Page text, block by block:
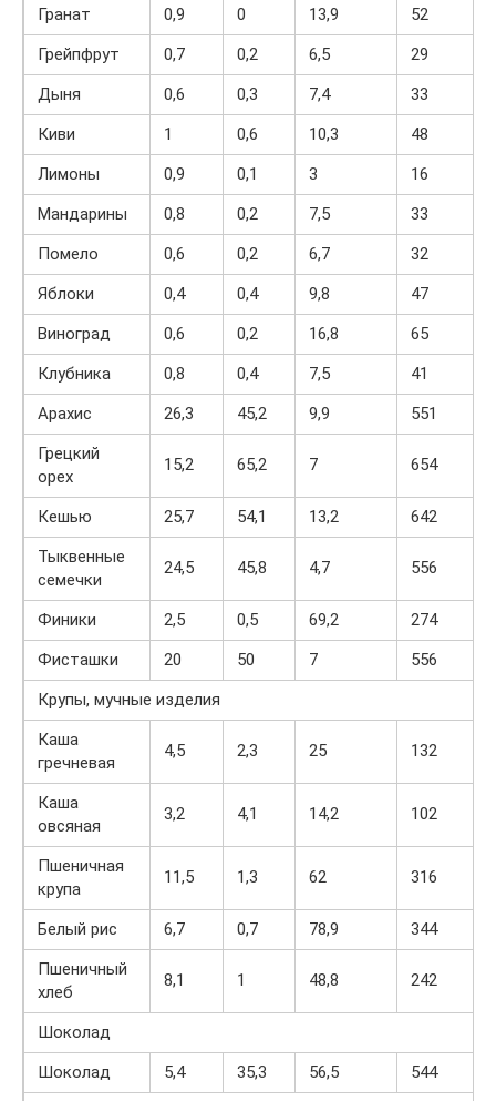
Гранат
0,9 0 13,9
52
Грейпфрут
0,7 0,2 6,5
29
Дыня
0,6 0,3 7,4
33
Киви
1 0,6 10,3
48
Лимоны
0,9 0,1 3
16
Мандарины
0,8 0,2 7,5
33
Помело
0,6 0,2 6,7
32
Яблоки
0,4 0,4 9,8
47
Виноград
0,6 0,2 16,8
65
Клубника
0,8 0,4 7,5
41
Арахис
26,3 45,2 9,9
551
Грецкий
орех
15,2 65,2 7 654
Кешью 25,7 54,1 13,2
642
Тыквенные
семечки
24,5 45,8 4,7 556
Финики 2,5 0,5 69,2
274
Фисташки
20 50 7
556
Крупы, мучные изделия
Каша
гречневая
4,5 2,3 25 132
Каша
овсяная
3,2 4,1 14,2 102
Пшеничная
крупа
11,5 1,3 62 316
Белый рис 6,7 0,7 78,9
344
Пшеничный
хлеб
8,1 1 48,8 242
Шоколад
Шоколад
5,4 35,3 56,5
544